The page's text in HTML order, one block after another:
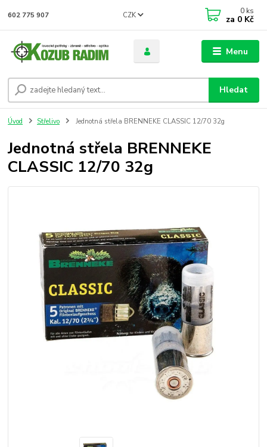
Menu
CZK
Hledat
602 775 907 0 ks
za 0 Kč
Úvod Střelivo Jednotná střela BRENNEKE CLASSIC 12/70 32g
Jednotná střela BRENNEKE
CLASSIC 12/70 32g